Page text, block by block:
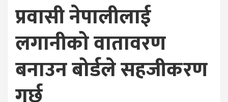
प्रवासी नेपालीलाई
लगानीको वातावरण
बनाउन बोर्डले सहजीकरण